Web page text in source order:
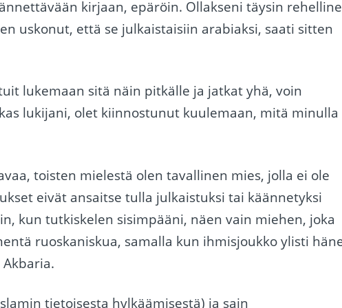
kirjaan, epäröin. Ollakseni täysin
uskonut, että se julkaistaisiin arabiaksi, saati sitten
lukemaan sitä näin pitkälle ja jatkat yhä, voin
lukijani, olet kiinnostunut kuulemaan, mitä minulla
toisten mielestä olen tavallinen mies, jolla ei ole
eivät ansaitse tulla julkaistuksi tai käännetyksi
kun tutkiskelen sisimpääni, näen vain miehen, joka
ruoskaniskua, samalla kun ihmisjoukko ylisti
tietoisesta hylkäämisestä) ja sain